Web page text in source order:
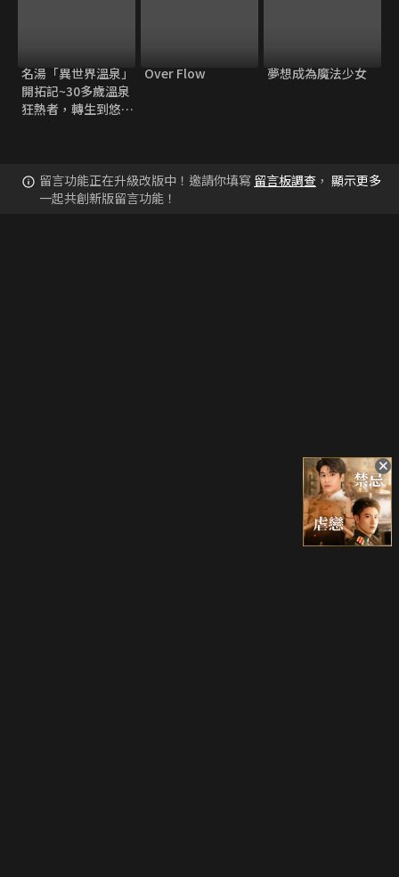
名湯「異世界溫泉」
開拓記~30多歲溫泉
狂熱者，轉生到悠閒
Over Flow 夢想成為魔法少女
留言功能正在升級改版中！邀請你填寫 留言板調查 ，
一起共創新版留言功能！
顯示更多